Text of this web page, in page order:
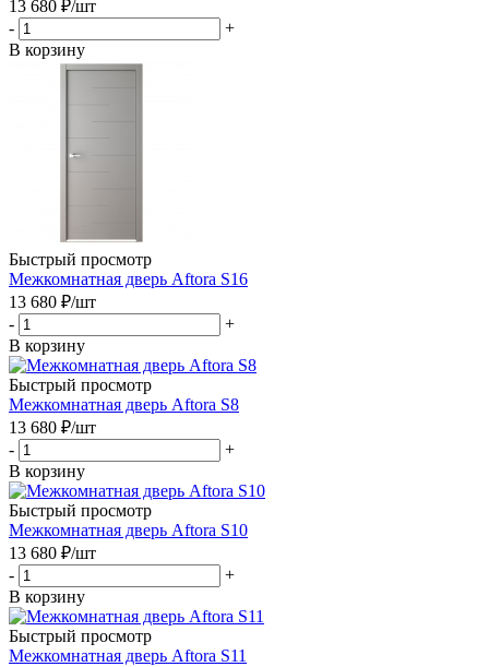
13 680 ₽/шт
-
+
В корзину
Быстрый просмотр
Межкомнатная дверь Aftora S16
13 680 ₽/шт
-
+
В корзину
Быстрый просмотр
Межкомнатная дверь Aftora S8
13 680 ₽/шт
-
+
В корзину
Быстрый просмотр
Межкомнатная дверь Aftora S10
13 680 ₽/шт
-
+
В корзину
Быстрый просмотр
Межкомнатная дверь Aftora S11